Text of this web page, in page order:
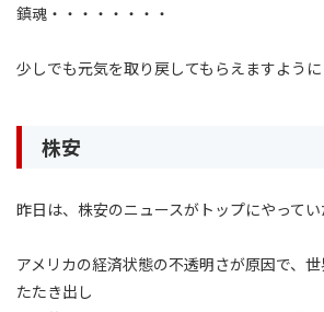
鎮魂・・・・・・・・
少しでも元気を取り戻してもらえますように
株安
昨日は、株安のニュースがトップにやってい
アメリカの経済状態の不透明さが原因で、
たたき出し